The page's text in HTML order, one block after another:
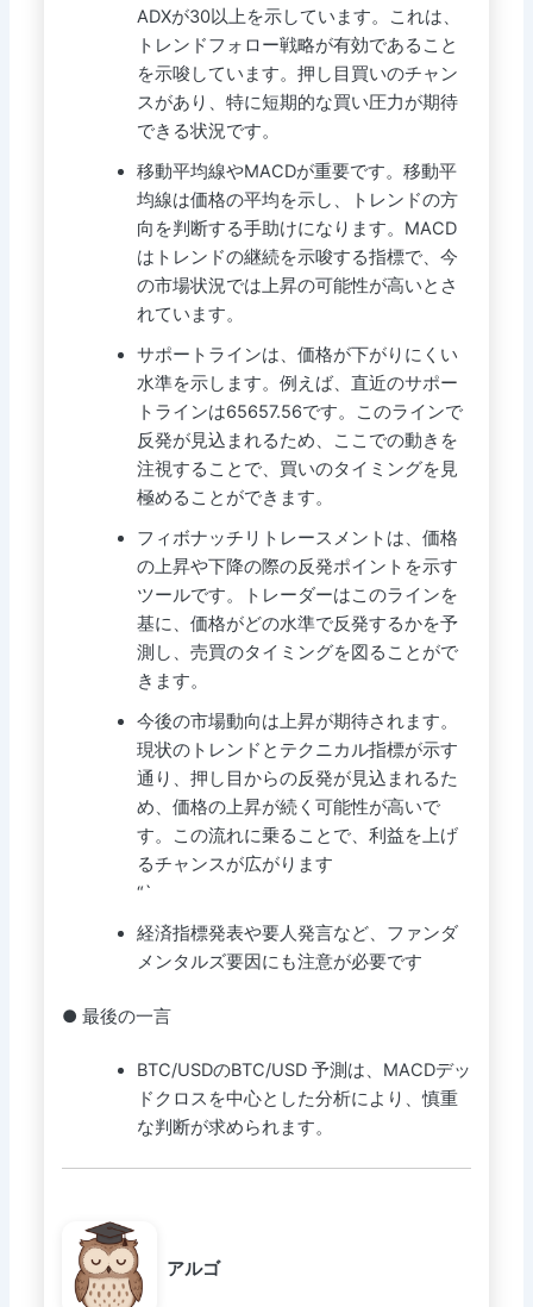
ADXが30以上を示しています。これは、
トレンドフォロー戦略が有効であること
を示唆しています。押し目買いのチャン
スがあり、特に短期的な買い圧力が期待
できる状況です。
移動平均線やMACDが重要です。移動平
均線は価格の平均を示し、トレンドの方
向を判断する手助けになります。MACD
はトレンドの継続を示唆する指標で、今
の市場状況では上昇の可能性が高いとさ
れています。
サポートラインは、価格が下がりにくい
水準を示します。例えば、直近のサポー
トラインは65657.56です。このラインで
反発が見込まれるため、ここでの動きを
注視することで、買いのタイミングを見
極めることができます。
フィボナッチリトレースメントは、価格
の上昇や下降の際の反発ポイントを示す
ツールです。トレーダーはこのラインを
基に、価格がどの水準で反発するかを予
測し、売買のタイミングを図ることがで
きます。
今後の市場動向は上昇が期待されます。
現状のトレンドとテクニカル指標が示す
通り、押し目からの反発が見込まれるた
め、価格の上昇が続く可能性が高いで
す。この流れに乗ることで、利益を上げ
るチャンスが広がります
“`
経済指標発表や要人発言など、ファンダ
メンタルズ要因にも注意が必要です
● 最後の一言
BTC/USDのBTC/USD 予測は、MACDデッ
ドクロスを中心とした分析により、慎重
な判断が求められます。
アルゴ